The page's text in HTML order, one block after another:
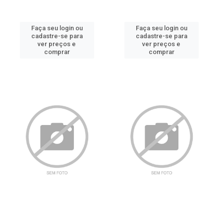
Faça seu login ou
cadastre-se para
ver preços e
comprar
Faça seu login ou
cadastre-se para
ver preços e
comprar